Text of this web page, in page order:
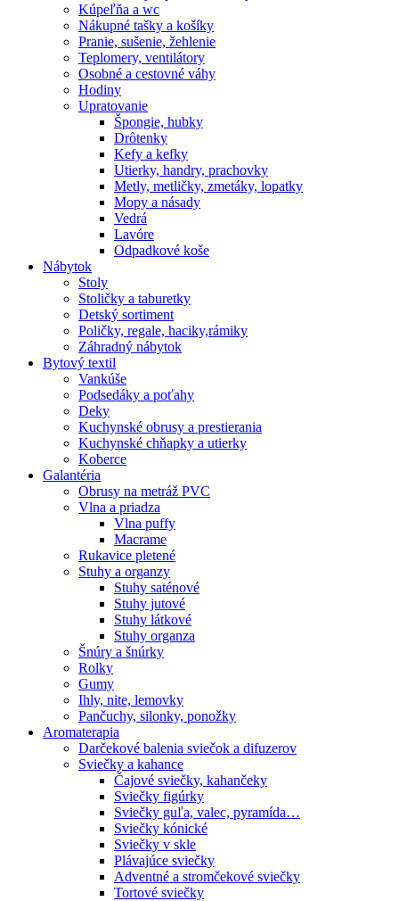
Kúpeľňa a wc
Nákupné tašky a košíky
Pranie, sušenie, žehlenie
Teplomery, ventilátory
Osobné a cestovné váhy
Hodiny
Upratovanie
Špongie, hubky
Drôtenky
Kefy a kefky
Utierky, handry, prachovky
Metly, metličky, zmetáky, lopatky
Mopy a násady
Vedrá
Lavóre
Odpadkové koše
Nábytok
Stoly
Stoličky a taburetky
Detský sortiment
Poličky, regale, haciky,rámiky
Záhradný nábytok
Bytový textil
Vankúše
Podsedáky a poťahy
Deky
Kuchynské obrusy a prestierania
Kuchynské chňapky a utierky
Koberce
Galantéria
Obrusy na metráž PVC
Vlna a priadza
Vlna puffy
Macrame
Rukavice pletené
Stuhy a organzy
Stuhy saténové
Stuhy jutové
Stuhy látkové
Stuhy organza
Šnúry a šnúrky
Rolky
Gumy
Ihly, nite, lemovky
Pančuchy, silonky, ponožky
Aromaterapia
Darčekové balenia sviečok a difuzerov
Sviečky a kahance
Čajové sviečky, kahančeky
Sviečky figúrky
Sviečky guľa, valec, pyramída…
Sviečky kónické
Sviečky v skle
Plávajúce sviečky
Adventné a stromčekové sviečky
Tortové sviečky